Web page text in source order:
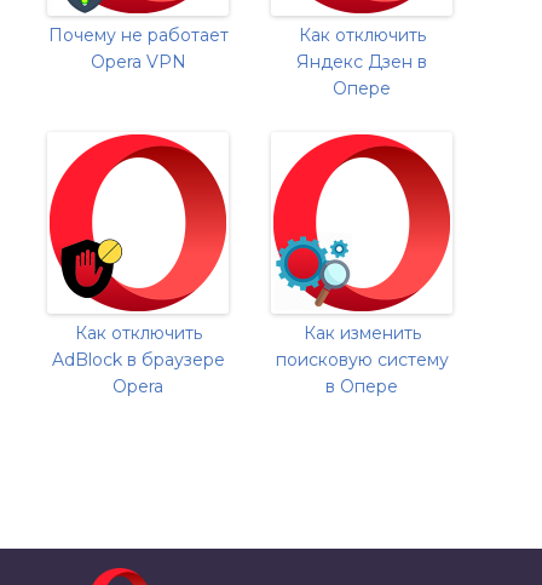
Почему не работает
Opera VPN
Как отключить
Яндекс Дзен в
Опере
Как отключить
AdBlock в браузере
Opera
Как изменить
поисковую систему
в Опере